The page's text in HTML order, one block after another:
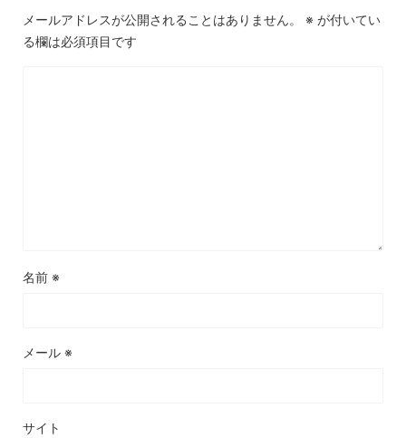
メールアドレスが公開されることはありません。 ※ が付いてい
る欄は必須項目です
名前 ※
メール ※
サイト